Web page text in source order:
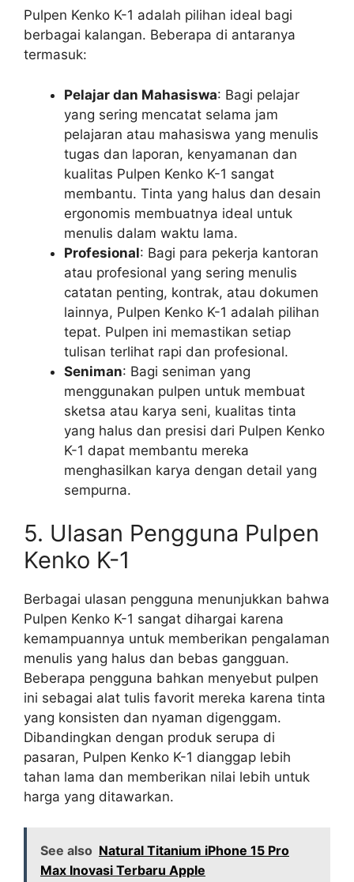
Pulpen Kenko K-1 adalah pilihan ideal bagi
berbagai kalangan. Beberapa di antaranya
termasuk:
Pelajar dan Mahasiswa: Bagi pelajar
yang sering mencatat selama jam
pelajaran atau mahasiswa yang menulis
tugas dan laporan, kenyamanan dan
kualitas Pulpen Kenko K-1 sangat
membantu. Tinta yang halus dan desain
ergonomis membuatnya ideal untuk
menulis dalam waktu lama.
Profesional: Bagi para pekerja kantoran
atau profesional yang sering menulis
catatan penting, kontrak, atau dokumen
lainnya, Pulpen Kenko K-1 adalah pilihan
tepat. Pulpen ini memastikan setiap
tulisan terlihat rapi dan profesional.
Seniman: Bagi seniman yang
menggunakan pulpen untuk membuat
sketsa atau karya seni, kualitas tinta
yang halus dan presisi dari Pulpen Kenko
K-1 dapat membantu mereka
menghasilkan karya dengan detail yang
sempurna.
5. Ulasan Pengguna Pulpen
Kenko K-1
Berbagai ulasan pengguna menunjukkan bahwa
Pulpen Kenko K-1 sangat dihargai karena
kemampuannya untuk memberikan pengalaman
menulis yang halus dan bebas gangguan.
Beberapa pengguna bahkan menyebut pulpen
ini sebagai alat tulis favorit mereka karena tinta
yang konsisten dan nyaman digenggam.
Dibandingkan dengan produk serupa di
pasaran, Pulpen Kenko K-1 dianggap lebih
tahan lama dan memberikan nilai lebih untuk
harga yang ditawarkan.
See also Natural Titanium iPhone 15 Pro
Max Inovasi Terbaru Apple